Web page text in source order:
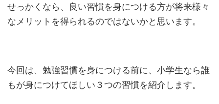
せっかくなら、良い習慣を身につける方が将来様々
なメリットを得られるのではないかと思います。
今回は、勉強習慣を身につける前に、小学生なら誰
もが身につけてほしい３つの習慣を紹介します。